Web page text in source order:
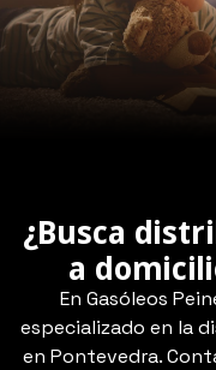
¿Busca
a
En Gasóleos
especializado en la
en Pontevedra.